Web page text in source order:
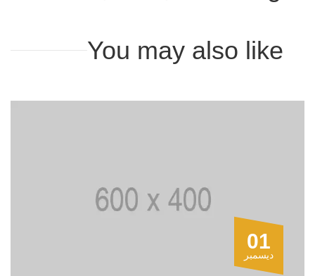
You may also like
01
ديسمبر